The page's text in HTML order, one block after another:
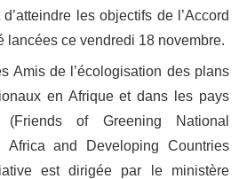
les objectifs de l’Accord
lancées ce vendredi 18 novembre.
Amis de l’écologisation des plans
en Afrique et dans les pays
(Friends of Greening National
Africa and Developing Countries
est dirigée par le ministère